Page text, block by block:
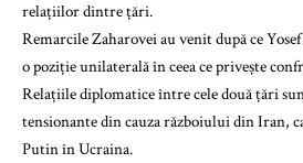
relațiilor dintre țări.
Remarcile Zaharovei au venit după ce
o poziție unilaterală în ceea ce privește
Relațiile diplomatice între cele două țări
tensionante din cauza războiului din Iran,
Putin în Ucraina.